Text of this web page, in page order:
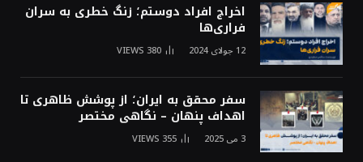
اخراج افراد دوستم؛ زنگ خطری به سران
فراری‌ها
12 جولای 2024 380
VIEWS
سفر محقق به ایران؛ از پوشش ظاهری تا
اهداف پنهان – نگاهی مختصر
3 می 2025 355
VIEWS